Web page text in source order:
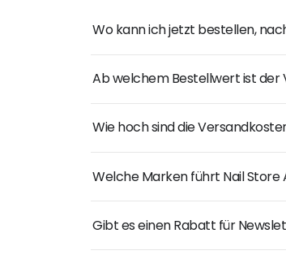
Wo kann ich jetzt bestellen,
Ab welchem Bestellwert ist der
Wie hoch sind die
Welche Marken führt Nail Store
Gibt es einen Rabatt für